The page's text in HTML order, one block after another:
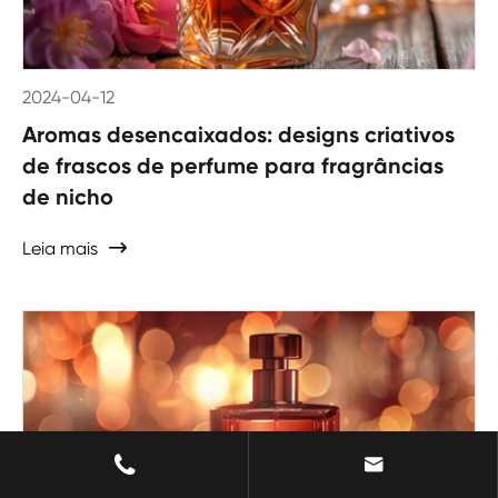
2024-04-12
Aromas desencaixados: designs criativos
de frascos de perfume para fragrâncias
de nicho
Leia mais 
 